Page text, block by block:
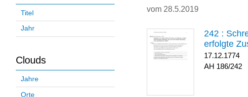
Titel
Jahr
Clouds
Jahre
Orte
vom 28.5.2019
242 :
erfolgte
17.12.1774
186/242